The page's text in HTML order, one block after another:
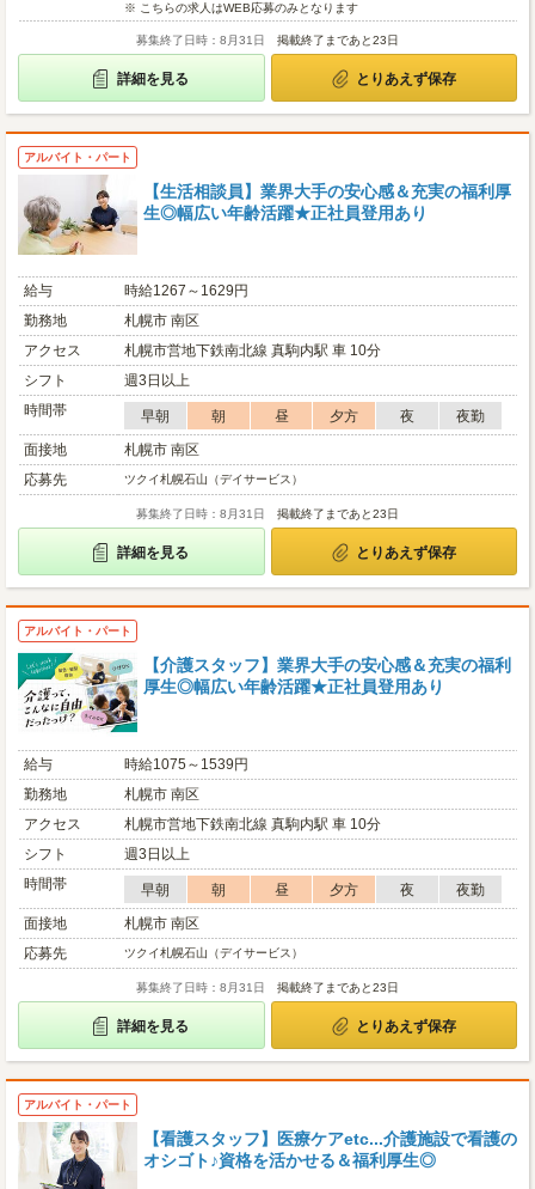
※ こちらの求人はWEB応募のみとなります
募集終了日時：8月31日 掲載終了まであと23日
詳細を見る とりあえず保存
アルバイト・パート
【生活相談員】業界大手の安心感＆充実の福利厚
生◎幅広い年齢活躍★正社員登用あり
給与
時給1267～1629円
勤務地
札幌市 南区
アクセス
札幌市営地下鉄南北線 真駒内駅 車 10分
シフト
週3日以上
時間帯
早朝 朝 昼 夕方 夜
夜勤
面接地
札幌市 南区
応募先
ツクイ札幌石山（デイサービス）
募集終了日時：8月31日 掲載終了まであと23日
詳細を見る とりあえず保存
アルバイト・パート
【介護スタッフ】業界大手の安心感＆充実の福利
厚生◎幅広い年齢活躍★正社員登用あり
給与
時給1075～1539円
勤務地
札幌市 南区
アクセス
札幌市営地下鉄南北線 真駒内駅 車 10分
シフト
週3日以上
時間帯
早朝 朝 昼 夕方 夜
夜勤
面接地
札幌市 南区
応募先
ツクイ札幌石山（デイサービス）
募集終了日時：8月31日 掲載終了まであと23日
詳細を見る とりあえず保存
アルバイト・パート
【看護スタッフ】医療ケアetc...介護施設で看護の
オシゴト♪資格を活かせる＆福利厚生◎